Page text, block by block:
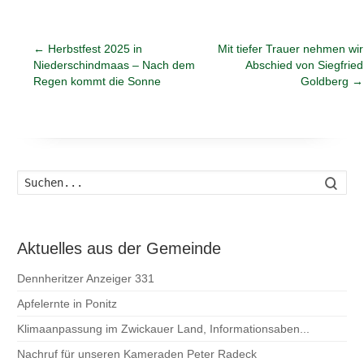
← Herbstfest 2025 in
Niederschindmaas – Nach dem
Regen kommt die Sonne
Mit tiefer Trauer nehmen wir
Abschied von Siegfried
Goldberg →
Aktuelles aus der Gemeinde
Dennheritzer Anzeiger 331
Apfelernte in Ponitz
Klimaanpassung im Zwickauer Land, Informationsaben...
Nachruf für unseren Kameraden Peter Radeck